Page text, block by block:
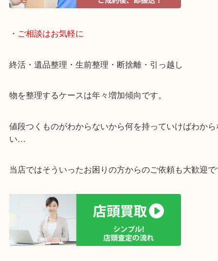
・宅配買取ページ
遅い時間しか家にいない方・商品点数が多い方には
終活・遺品整理・生前整理・断捨離・引っ越し
物を整理するケースは年々増加傾向です。